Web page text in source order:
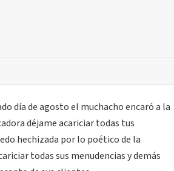
día de agosto el muchacho encaró a la
déjame acariciar todas tus
hechizada por lo poético de la
todas sus menudencias y demás